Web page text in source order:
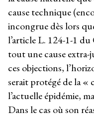
cause technique
incongrue dès lors
l’article L. 124-1-1 du
tout une cause extra-
ces objections,
serait protégé de la «
l’actuelle épidémie,
Dans le cas où son